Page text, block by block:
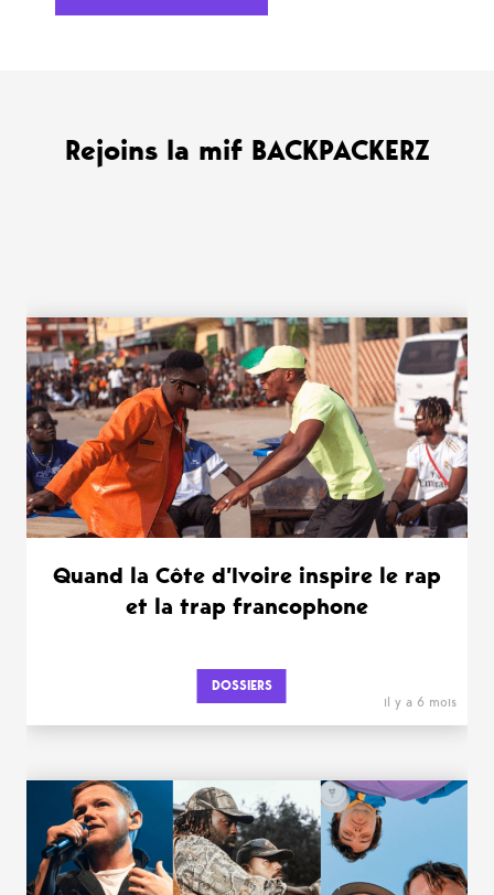
Rejoins la mif BACKPACKERZ
WANT MORE ?
Quand la Côte d’Ivoire inspire le rap
et la trap francophone
DOSSIERS
il y a 6 mois